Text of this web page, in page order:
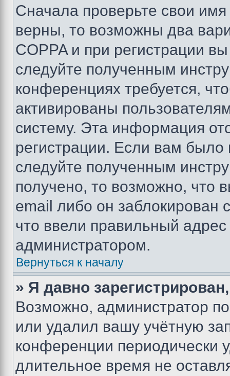
Сначала проверьте свои
верны, то возможны два
COPPA и при регистрации
следуйте полученным
конференциях требуется,
активированы
систему. Эта информация
регистрации. Если вам
следуйте полученным
получено, то возможно, что
email либо он
что ввели правильный адрес
администратором.
Вернуться к началу
» Я давно
Возможно, администратор
или удалил вашу учётную
конференции периодически
длительное время не